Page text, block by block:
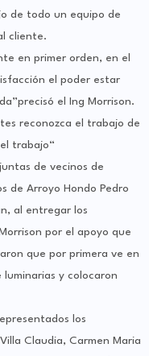
de todo un equipo de
cliente.
en primer orden, en el
el poder estar
el Ing Morrison.
reconozca el trabajo de
trabajo“
de vecinos de
de Arroyo Hondo Pedro
al entregar los
por el apoyo que
que por primera ve en
y colocaron
los
Claudia, Carmen Maria